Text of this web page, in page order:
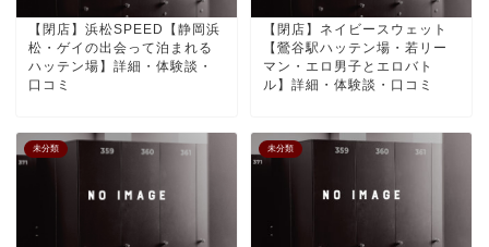
【閉店】浜松SPEED【静岡浜
松・ゲイの出会って泊まれる
ハッテン場】詳細・体験談・
口コミ
【閉店】ネイビースウェット
【鶯谷駅ハッテン場・若リー
マン・エロ男子とエロバト
ル】詳細・体験談・口コミ
未分類 未分類